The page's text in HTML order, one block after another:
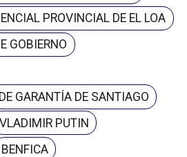
PROVINCIAL DE EL LOA
GOBIERNO
GARANTÍA DE SANTIAGO
VLADIMIR PUTIN
BENFICA